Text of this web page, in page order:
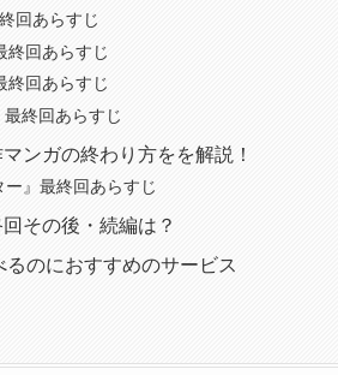
回あらすじ
終回あらすじ
終回あらすじ
終回あらすじ
ンガの終わり方をを解説！
』最終回あらすじ
その後・続編は？
のにおすすめのサービス